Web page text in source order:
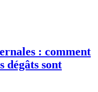
: comment
dégâts sont